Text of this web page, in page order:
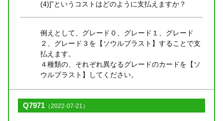
(4)]”というコストはどのように支払えますか？
例えとして、グレード０、グレード１、グレード
２、グレード３を【ソウルブラスト】することで支
払えます。
４種類の、それぞれ異なるグレードのカードを【ソ
ウルブラスト】してください。
Q7971 （2022-07-21）